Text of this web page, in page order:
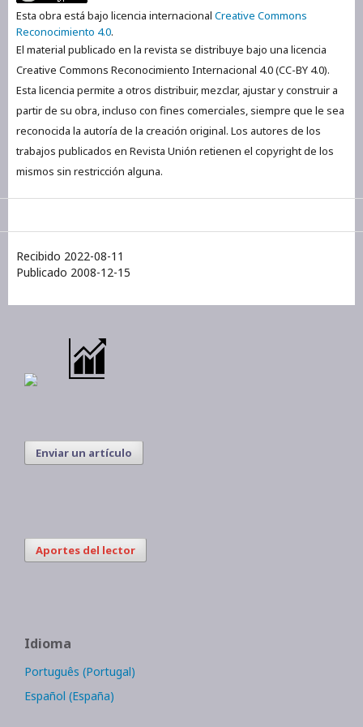
Esta obra está bajo licencia internacional Creative Commons
Reconocimiento 4.0.
El material publicado en la revista se distribuye bajo una licencia
Creative Commons Reconocimiento Internacional 4.0 (CC-BY 4.0).
Esta licencia permite a otros distribuir, mezclar, ajustar y construir a
partir de su obra, incluso con fines comerciales, siempre que le sea
reconocida la autoría de la creación original. Los autores de los
trabajos publicados en Revista Unión retienen el copyright de los
mismos sin restricción alguna.
Recibido 2022-08-11
Publicado 2008-12-15
Enviar un artículo
Aportes del lector
Idioma
Português (Portugal)
Español (España)